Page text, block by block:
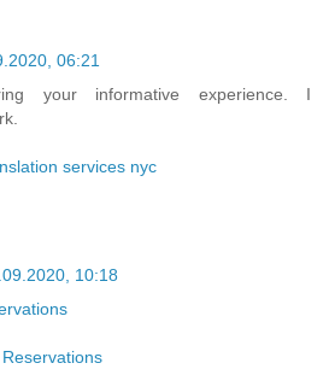
06:21
your informative experience. I
services nyc
10:18